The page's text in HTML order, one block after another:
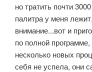
но тратить почти
палитра у меня
внимание...вот и
по полной
несколько новых
себя не успела, они